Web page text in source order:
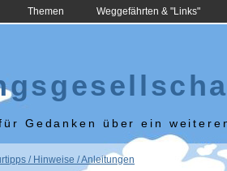
Themen Weggefährten & "Links"
Gedanken über ein
/ Hinweise / Anleitungen